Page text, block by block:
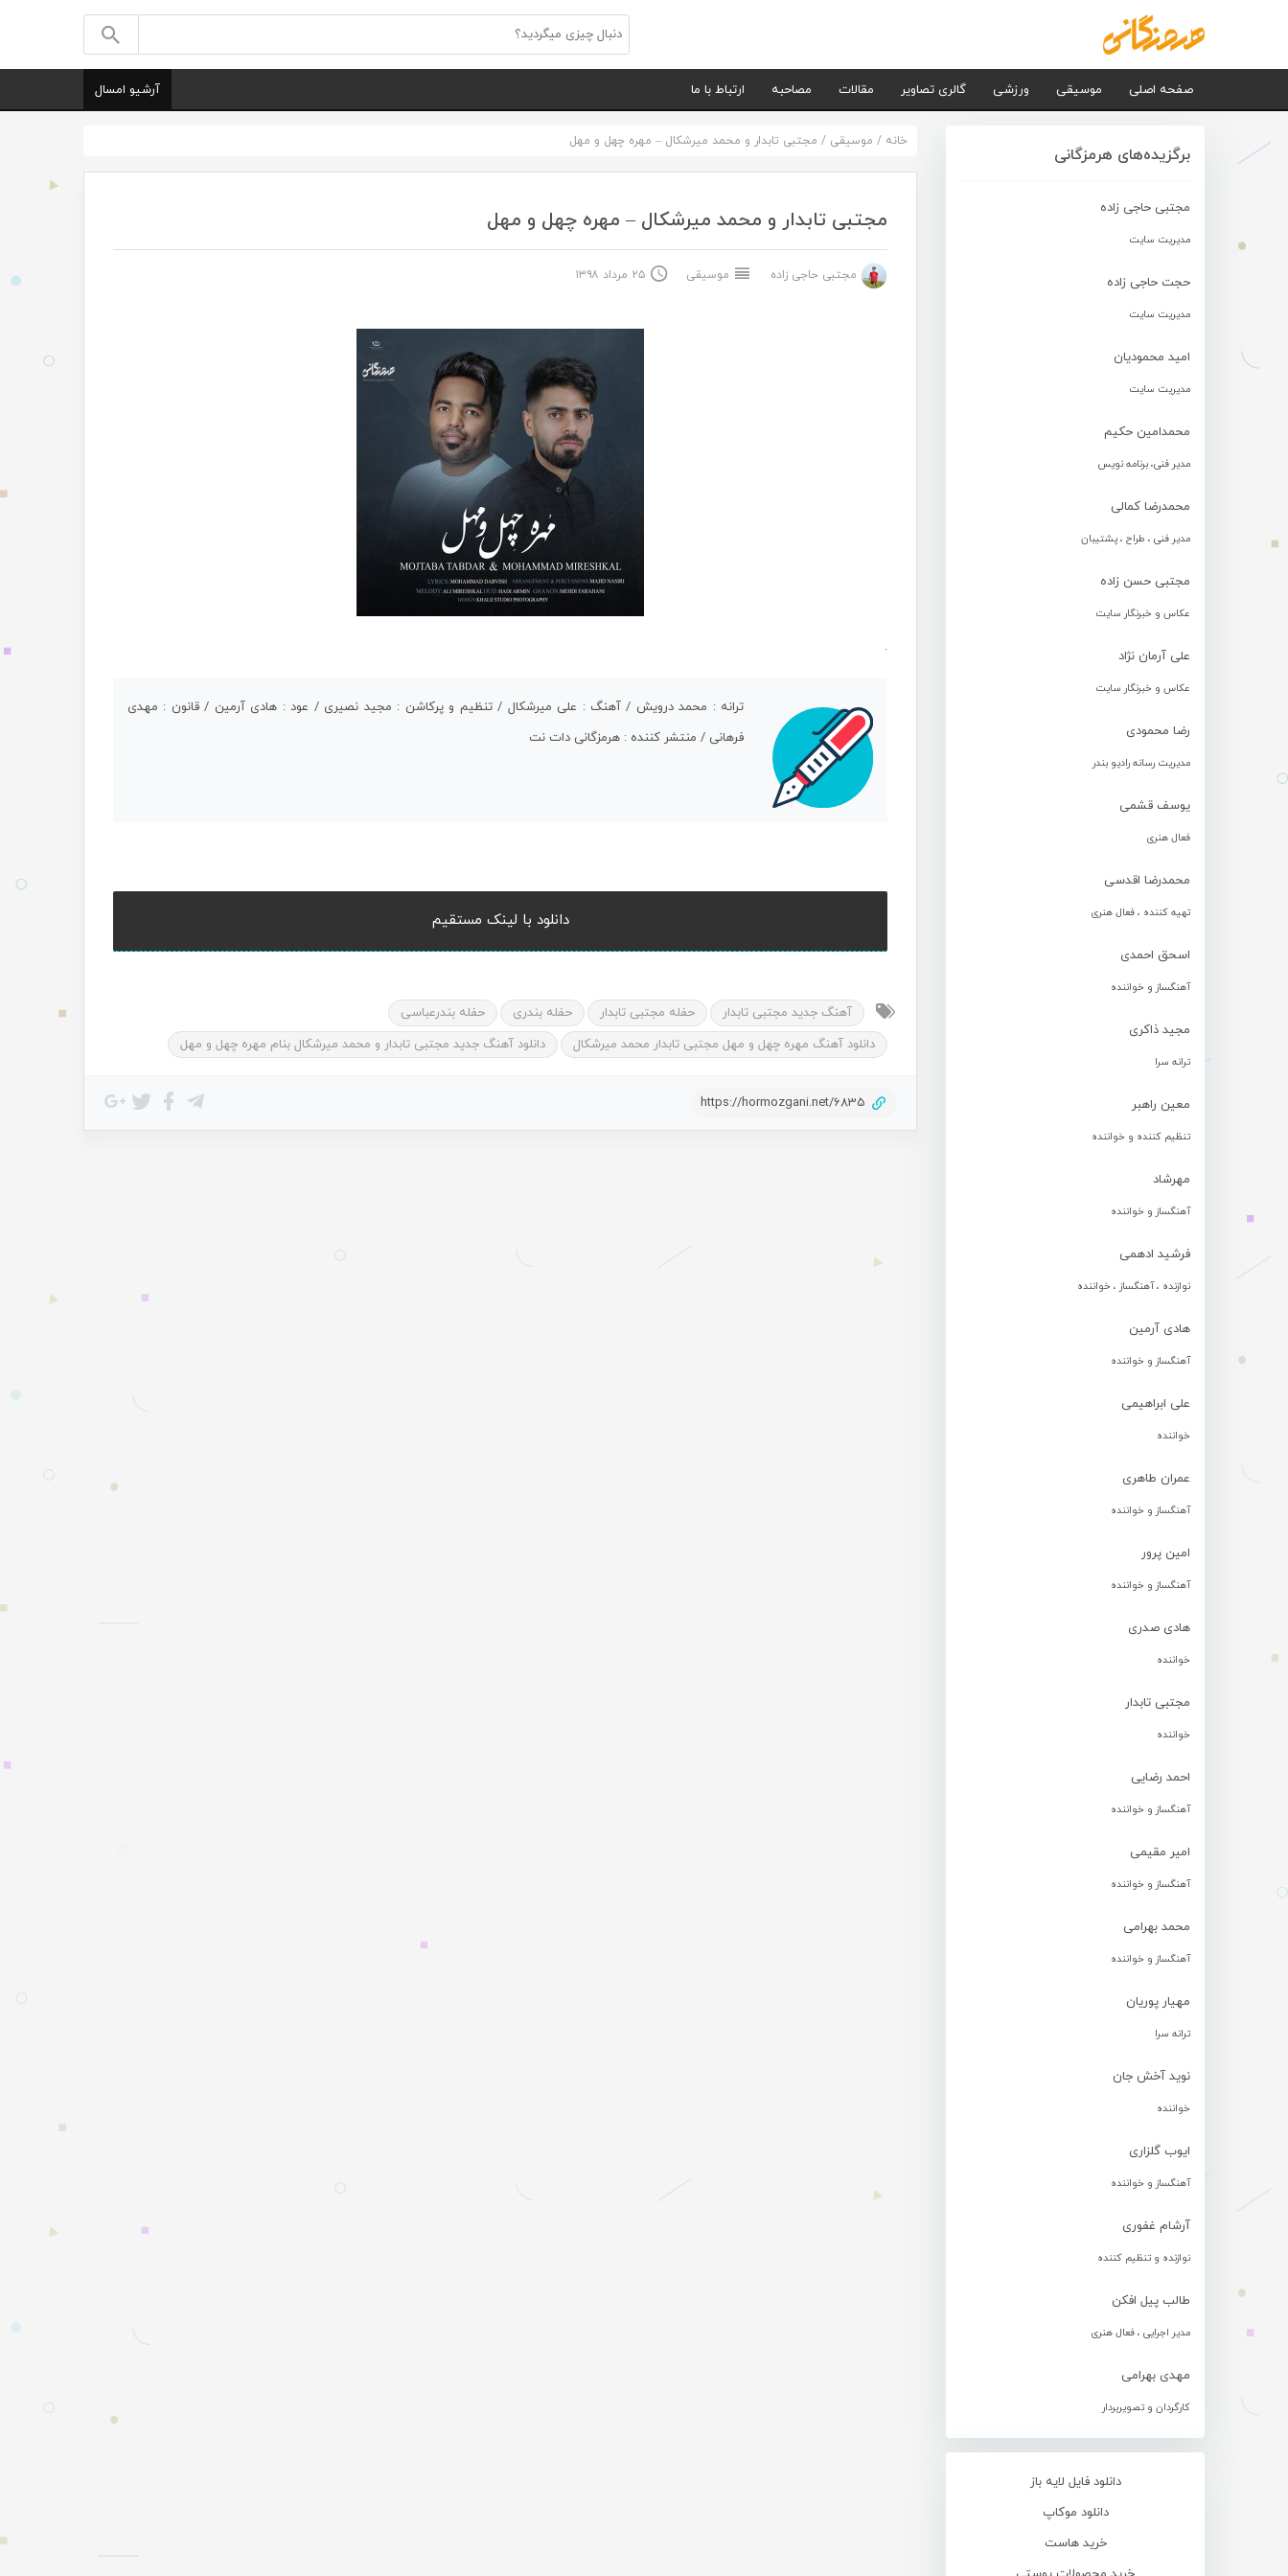
صفحه اصلی موسیقی ورزشی گالری تصاویر مقالات مصاحبه ارتباط با ما آرشیو امسال
برگزیده‌های هرمزگانی
مجتبی حاجی زاده
مدیریت سایت
حجت حاجی زاده
مدیریت سایت
امید محمودیان
مدیریت سایت
محمدامین حکیم
مدیر فنی، برنامه نویس
محمدرضا کمالی
مدیر فنی ، طراح ، پشتیبان
مجتبی حسن زاده
عکاس و خبرنگار سایت
علی آرمان نژاد
عکاس و خبرنگار سایت
رضا محمودی
مدیریت رسانه رادیو بندر
یوسف قشمی
فعال هنری
محمدرضا اقدسی
تهیه کننده ، فعال هنری
اسحق احمدی
آهنگساز و خواننده
مجید ذاکری
ترانه سرا
معین راهبر
تنظیم کننده و خواننده
مهرشاد
آهنگساز و خواننده
فرشید ادهمی
نوازنده ، آهنگساز ، خواننده
هادی آرمین
آهنگساز و خواننده
علی ابراهیمی
خواننده
عمران طاهری
آهنگساز و خواننده
امین پرور
آهنگساز و خواننده
هادی صدری
خواننده
مجتبی تابدار
خواننده
احمد رضایی
آهنگساز و خواننده
امیر مقیمی
آهنگساز و خواننده
محمد بهرامی
آهنگساز و خواننده
مهیار پوریان
ترانه سرا
نوید آخش جان
خواننده
ایوب گلزاری
آهنگساز و خواننده
آرشام غفوری
نوازنده و تنظیم کننده
طالب پیل افکن
مدیر اجرایی ، فعال هنری
مهدی بهرامی
کارگردان و تصویربردار
دانلود فایل لایه باز
دانلود موکاپ
خرید هاست
خانه / موسیقی / مجتبی تابدار و محمد میرشکال – مهره چهل و مهل
مجتبی تابدار و محمد میرشکال – مهره چهل و مهل
مجتبی حاجی زاده موسیقی ۲۵ مرداد ۱۳۹۸
.
ترانه : محمد درویش / آهنگ : علی میرشکال / تنظیم و پرکاشن : مجید نصیری / عود : هادی آرمین / قانون : مهدی
فرهانی / منتشر کننده : هرمزگانی دات نت
دانلود با لینک مستقیم
آهنگ جدید مجتبی تابدار حفله مجتبی تابدار حفله بندری
حفله بندرعباسی
دانلود آهنگ مهره چهل و مهل مجتبی تابدار محمد میرشکال
دانلود آهنگ جدید مجتبی تابدار و محمد میرشکال بنام مهره چهل و مهل
https://hormozgani.net/6835